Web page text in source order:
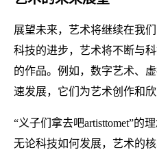
展望未来，艺术将继续在我
科技的进步，艺术将不断与
的作品。例如，数字艺术、
速发展，它们为艺术创作和
“义子们拿去吧artisttomet”的
无论科技如何发展，艺术的